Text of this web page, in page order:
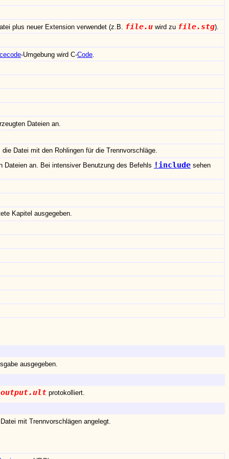
plus neuer Extension verwendet (z.B. file.u wird zu file.stg).
-Umgebung wird C-Code
Dateien an.
Datei mit den Rohlingen für die Trennvorschläge.
an. Bei intensiver Benutzung des Befehls !include sehen
Kapitel ausgegeben.
ausgegeben.
output.ult protokolliert.
mit Trennvorschlägen angelegt.